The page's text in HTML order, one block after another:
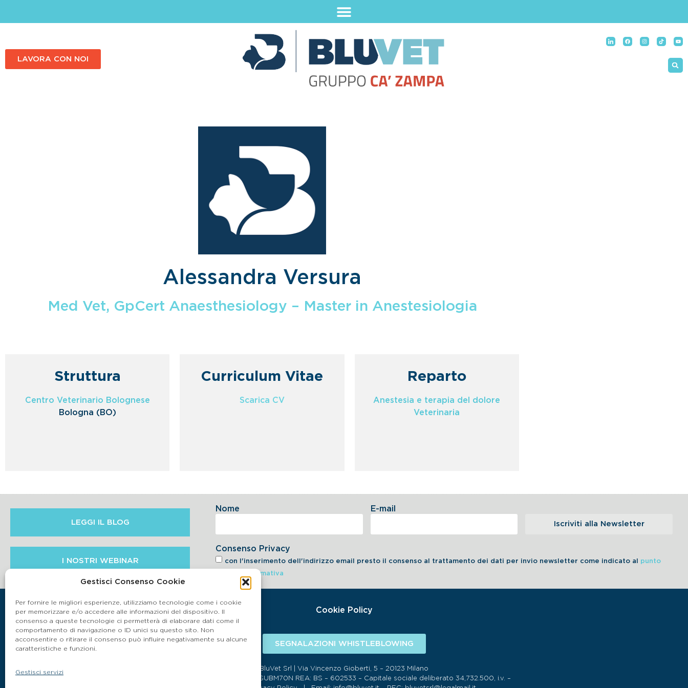
Gestisci Consenso Cookie
Per fornire le migliori esperienze, utilizziamo tecnologie come i cookie
per memorizzare e/o accedere alle informazioni del dispositivo. Il
consenso a queste tecnologie ci permetterà di elaborare dati come il
comportamento di navigazione o ID unici su questo sito. Non
acconsentire o ritirare il consenso può influire negativamente su alcune
caratteristiche e funzioni.
Gestisci servizi
LAVORA CON NOI
Alessandra Versura
Med Vet, GpCert Anaesthesiology – Master in Anestesiologia
Struttura
Centro Veterinario Bolognese
Bologna (BO)
Curriculum Vitae
Scarica CV
Reparto
Anestesia e terapia del dolore
Veterinaria
LEGGI IL BLOG
I NOSTRI WEBINAR
Consenso Privacy
con l'inserimento dell'indirizzo email presto il consenso al trattamento dei dati per invio newsletter come indicato al punto
6.2 dell'informativa
Nome E-mail
Iscriviti alla Newsletter
Cookie Policy
SEGNALAZIONI WHISTLEBLOWING
BluVet Srl | Via Vincenzo Gioberti, 5 – 20123 Milano
P.IVA 03864990134 SDI:SUBM70N REA: BS – 602533 – Capitale sociale deliberato 34,732.500, i.v. –